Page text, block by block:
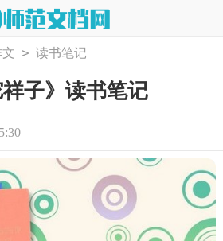
> 读书笔记
祥子》读书笔记